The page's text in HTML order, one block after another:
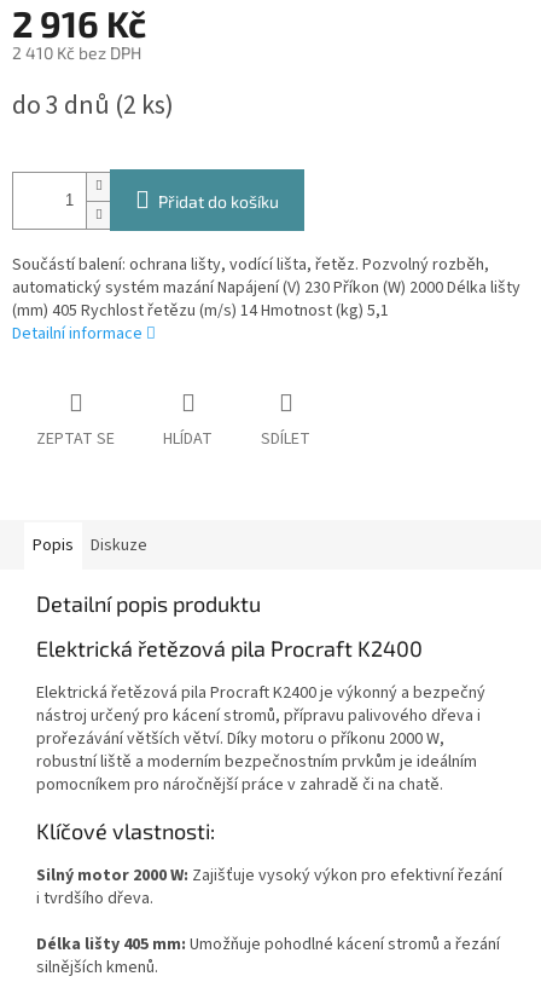
2 916 Kč
2 410 Kč bez DPH
cena:
do 3 dnů (2 ks)
Přidat do košíku
Součástí balení: ochrana lišty, vodící lišta, řetěz. Pozvolný rozběh,
automatický systém mazání Napájení (V) 230 Příkon (W) 2000 Délka lišty
(mm) 405 Rychlost řetězu (m/s) 14 Hmotnost (kg) 5,1
Detailní informace
ZEPTAT SE HLÍDAT SDÍLET
Popis Diskuze
Detailní popis produktu
Elektrická řetězová pila Procraft K2400
Elektrická řetězová pila Procraft K2400 je výkonný a bezpečný
nástroj určený pro kácení stromů, přípravu palivového dřeva i
prořezávání větších větví. Díky motoru o příkonu 2000 W,
robustní liště a moderním bezpečnostním prvkům je ideálním
pomocníkem pro náročnější práce v zahradě či na chatě.
Klíčové vlastnosti:
Silný motor 2000 W: Zajišťuje vysoký výkon pro efektivní řezání
i tvrdšího dřeva.
Délka lišty 405 mm: Umožňuje pohodlné kácení stromů a řezání
silnějších kmenů.